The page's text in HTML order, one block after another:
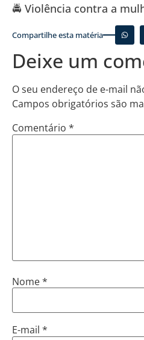
🚔 Violência contra a
Compartilhe esta matéria
Deixe um
O seu endereço de e-mail
Campos obrigatórios são
Comentário *
Nome*
E-mail *